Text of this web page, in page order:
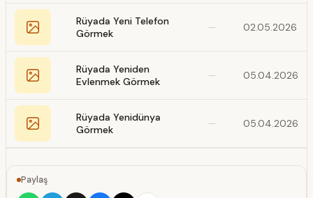
Rüyada Yeni Telefon
Görmek
— 02.05.2026
Rüyada Yeniden
Evlenmek Görmek
— 05.04.2026
Rüyada Yenidünya
Görmek
— 05.04.2026
Paylaş